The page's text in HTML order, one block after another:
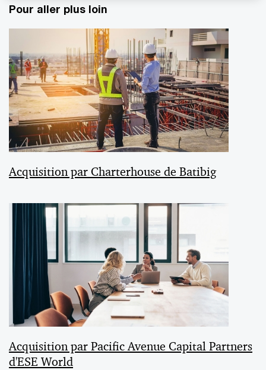
Pour aller plus loin
Acquisition par Charterhouse de Batibig
Acquisition par Pacific Avenue Capital Partners
d'ESE World